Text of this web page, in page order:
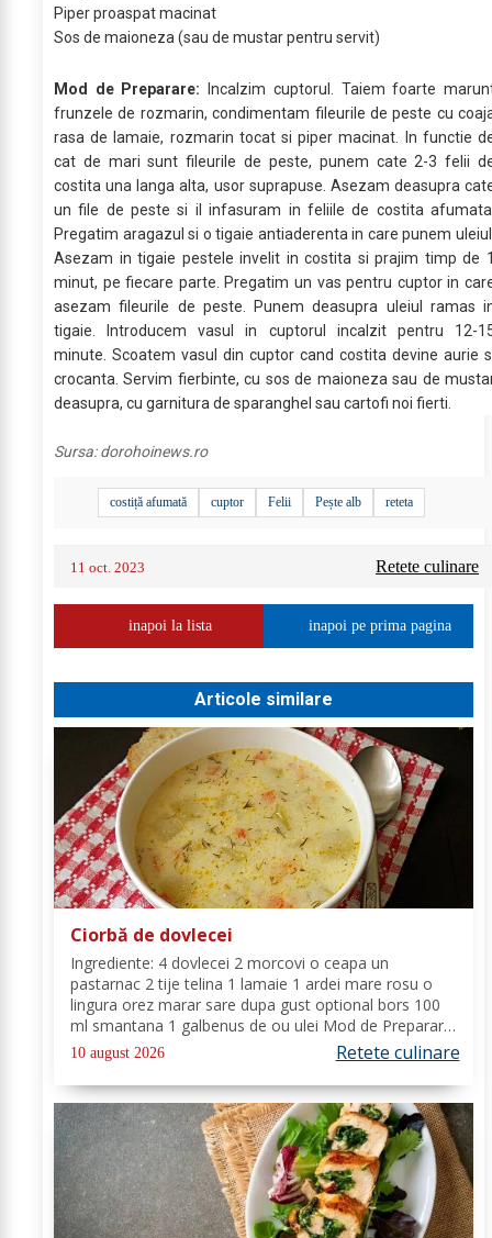
Piper proaspat macinat
Sos de maioneza (sau de mustar pentru servit)
Mod de Preparare: Incalzim cuptorul. Taiem foarte
frunzele de rozmarin, condimentam fileurile de peste cu
rasa de lamaie, rozmarin tocat si piper macinat. In functie
cat de mari sunt fileurile de peste, punem cate 2-3 felii
costita una langa alta, usor suprapuse. Asezam deasupra
un file de peste si il infasuram in feliile de costita
Pregatim aragazul si o tigaie antiaderenta in care punem
Asezam in tigaie pestele invelit in costita si prajim timp de
minut, pe fiecare parte. Pregatim un vas pentru cuptor in
asezam fileurile de peste. Punem deasupra uleiul ramas
tigaie. Introducem vasul in cuptorul incalzit pentru 12-
minute. Scoatem vasul din cuptor cand costita devine aurie
crocanta. Servim fierbinte, cu sos de maioneza sau de
deasupra, cu garnitura de sparanghel sau cartofi noi fierti.
Sursa:dorohoinews.ro
costiță afumată cuptor Felii Pește alb reteta
11 oct. 2023 Retete culinare
inapoi la lista inapoi pe prima pagina
Articole similare
Ciorbă de dovlecei
Ingrediente: 4 dovlecei 2 morcovi o ceapa un
pastarnac 2 tije telina 1 lamaie 1 ardei mare rosu o
lingura orez marar sare dupa gust optional bors 100
ml smantana 1 galbenus de ou ulei Mod de Preparare:
Curatam morcovii, telina, ceapa, ardeiul si
pastarnacul, le tocam si le punem la fiert in...
10 august 2026 Retete culinare